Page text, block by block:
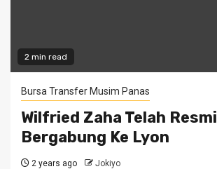
2 min read
Bursa Transfer Musim Panas
Wilfried Zaha Telah Resmi
Bergabung Ke Lyon
2 years ago Jokiyo